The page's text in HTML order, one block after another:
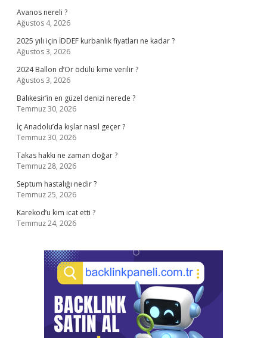
Avanos nereli ?
Ağustos 4, 2026
2025 yılı için İDDEF kurbanlık fiyatları ne kadar ?
Ağustos 3, 2026
2024 Ballon d’Or ödülü kime verilir ?
Ağustos 3, 2026
Balıkesir’in en güzel denizi nerede ?
Temmuz 30, 2026
İç Anadolu’da kışlar nasıl geçer ?
Temmuz 30, 2026
Takas hakkı ne zaman doğar ?
Temmuz 28, 2026
Septum hastalığı nedir ?
Temmuz 25, 2026
Karekod’u kim icat etti ?
Temmuz 24, 2026